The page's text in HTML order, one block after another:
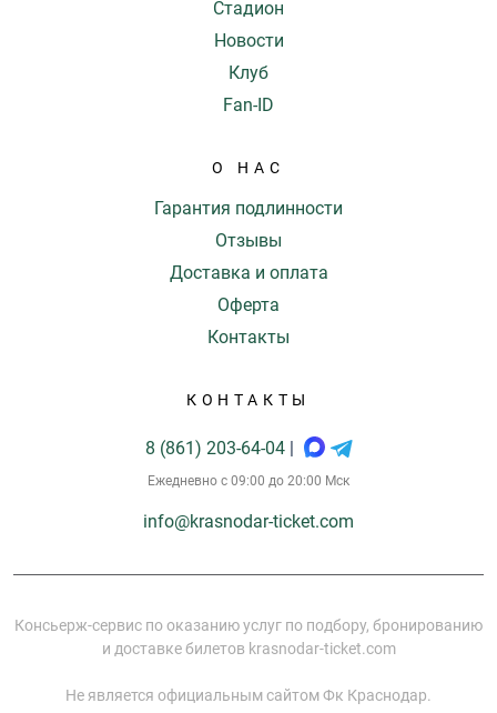
Стадион
Новости
Клуб
Fan-ID
О НАС
Гарантия подлинности
Отзывы
Доставка и оплата
Оферта
Контакты
КОНТАКТЫ
8 (861) 203-64-04 |
Ежедневно с 09:00 до 20:00 Мск
info@krasnodar-ticket.com
Консьерж-сервис по оказанию услуг по подбору, бронированию
и доставке билетов krasnodar-ticket.com
Не является официальным сайтом Фк Краснодар.